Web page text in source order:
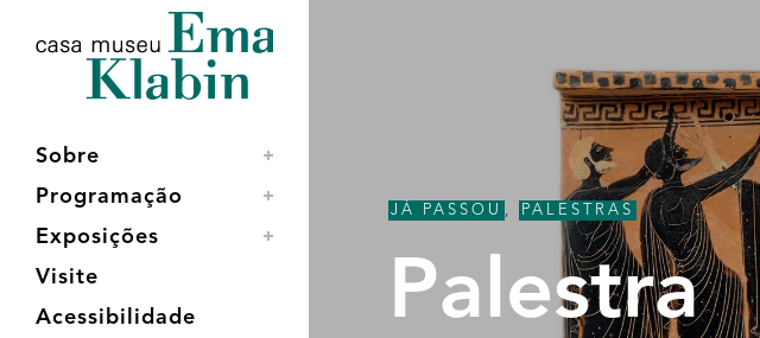
conteúdo
navegação
Sobre
Programação
Exposições
Visite
Acessibilidade
JÁ PASSOU , PALESTRAS
Palestra